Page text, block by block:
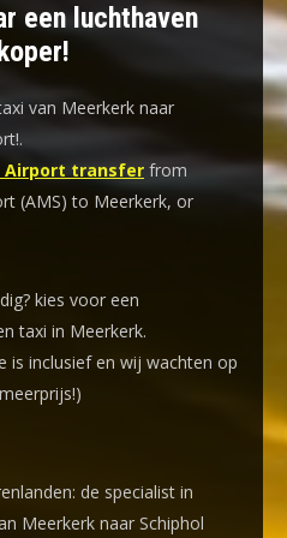
een luchthaven
van Meerkerk naar
.
Airport transfer from
(AMS) to Meerkerk, or
kies voor een
taxi in Meerkerk.
is inclusief en wij wachten op
de specialist in
Meerkerk naar Schiphol